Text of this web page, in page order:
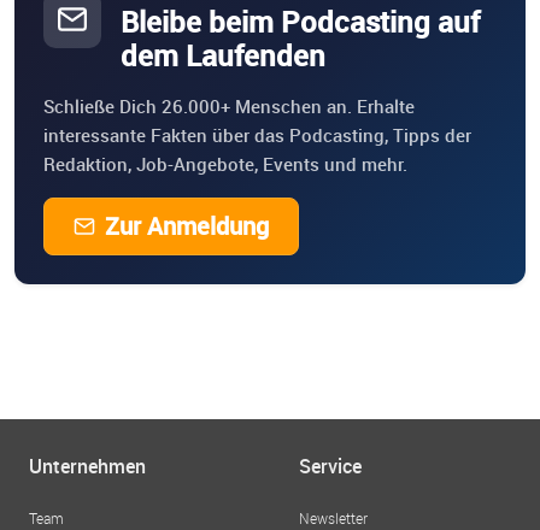
Bleibe beim Podcasting auf
dem Laufenden
Schließe Dich 26.000+ Menschen an. Erhalte
interessante Fakten über das Podcasting, Tipps der
Redaktion, Job-Angebote, Events und mehr.
Zur Anmeldung
Unternehmen
Team
Service
Newsletter